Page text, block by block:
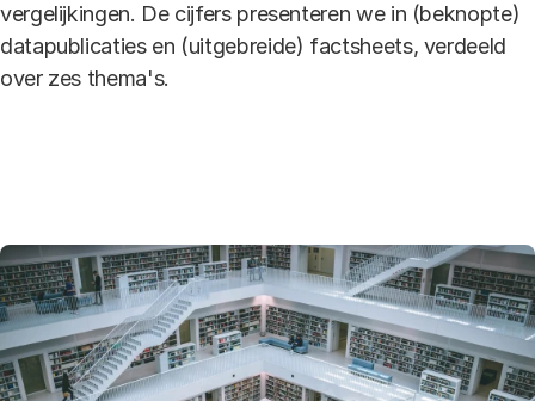
vergelijkingen. De cijfers presenteren we in (beknopte)
datapublicaties en (uitgebreide) factsheets, verdeeld
over zes thema's.